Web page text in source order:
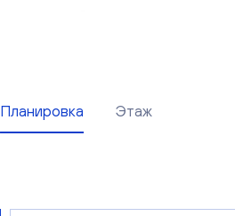
Планировка Этаж